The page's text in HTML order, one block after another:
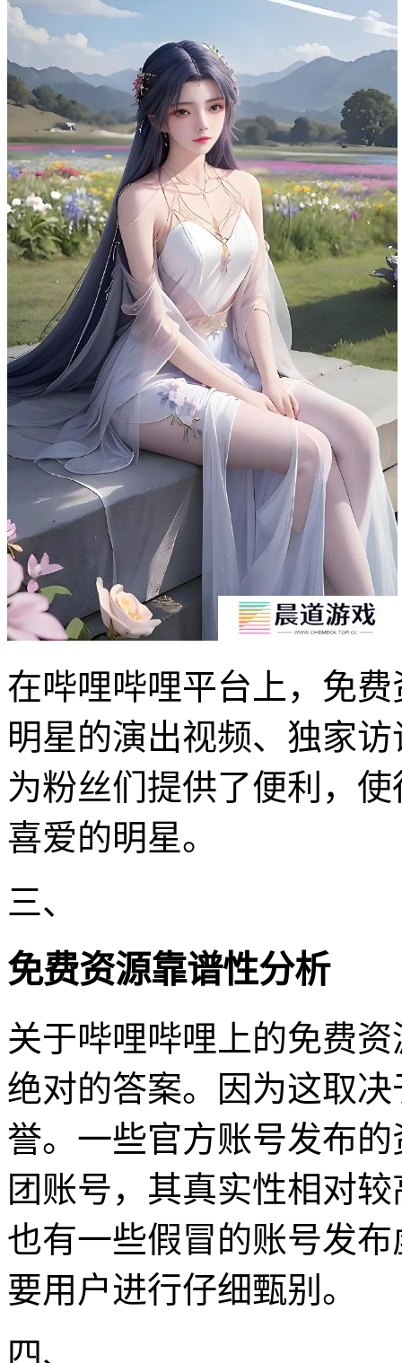
在哔哩哔哩平台上，免
明星的演出视频、独家
为粉丝们提供了便利，
喜爱的明星。
三、
免费资源靠谱性分析
关于哔哩哔哩上的免费
绝对的答案。因为这取
誉。一些官方账号发布
团账号，其真实性相对
也有一些假冒的账号发
要用户进行仔细甄别。
四、